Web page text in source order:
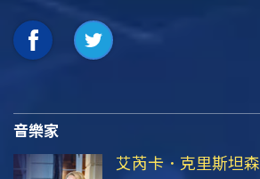
音樂家
艾芮卡．克里斯坦森